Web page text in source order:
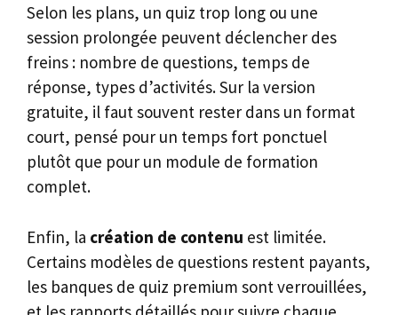
Selon les plans, un quiz trop long ou une
session prolongée peuvent déclencher des
freins : nombre de questions, temps de
réponse, types d’activités. Sur la version
gratuite, il faut souvent rester dans un format
court, pensé pour un temps fort ponctuel
plutôt que pour un module de formation
complet.
Enfin, la création de contenu est limitée.
Certains modèles de questions restent payants,
les banques de quiz premium sont verrouillées,